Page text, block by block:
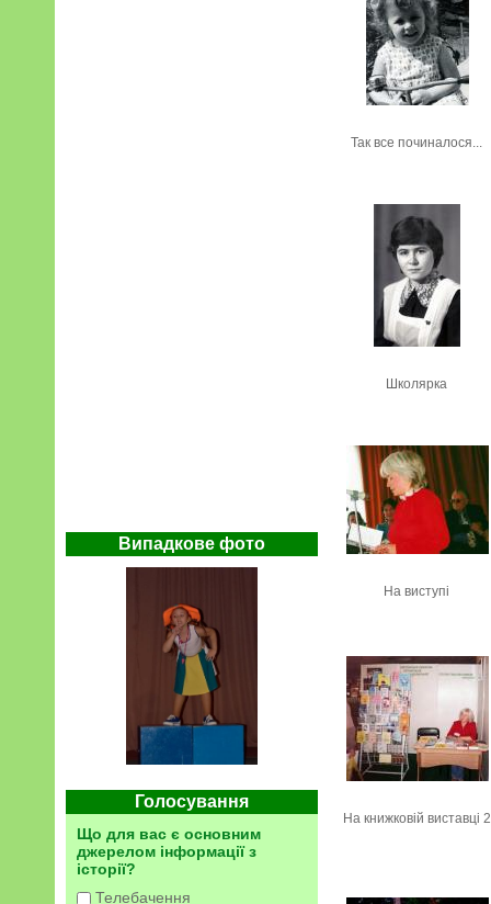
Випадкове фото
Голосування
Що для вас є основним
джерелом інформації з
історії?
Телебачення
Так все починалося...
Школярка
На виступі
На книжковій виставці 2